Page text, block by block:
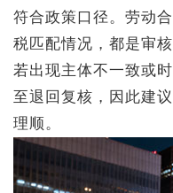
符合政策口径。劳动
税匹配情况，都是审
若出现主体不一致或
至退回复核，因此建
理顺。